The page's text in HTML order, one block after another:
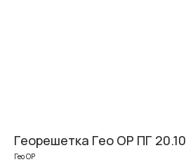
Георешетка Гео ОР ПГ 20.10
Гео ОР